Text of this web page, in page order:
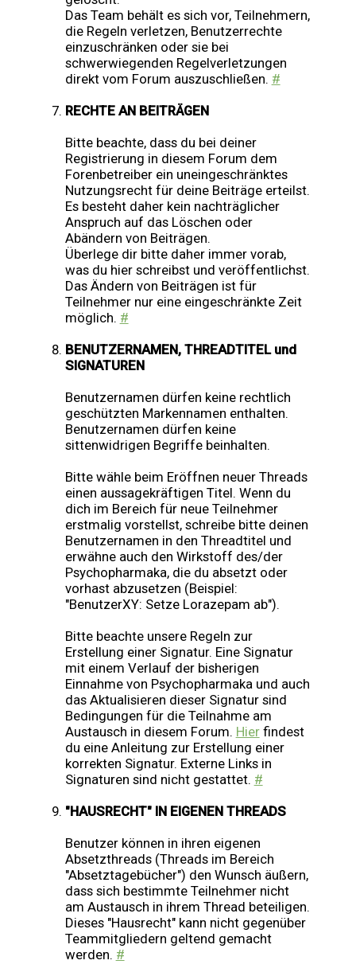
Das Team behält es sich vor, Teilnehmern,
die Regeln verletzen, Benutzerrechte
einzuschränken oder sie bei
schwerwiegenden Regelverletzungen
direkt vom Forum auszuschließen. #
RECHTE AN BEITRÄGEN
Bitte beachte, dass du bei deiner
Registrierung in diesem Forum dem
Forenbetreiber ein uneingeschränktes
Nutzungsrecht für deine Beiträge erteilst.
Es besteht daher kein nachträglicher
Anspruch auf das Löschen oder
Abändern von Beiträgen.
Überlege dir bitte daher immer vorab,
was du hier schreibst und veröffentlichst.
Das Ändern von Beiträgen ist für
Teilnehmer nur eine eingeschränkte Zeit
möglich. #
BENUTZERNAMEN, THREADTITEL und
SIGNATUREN
Benutzernamen dürfen keine rechtlich
geschützten Markennamen enthalten.
Benutzernamen dürfen keine
sittenwidrigen Begriffe beinhalten.
Bitte wähle beim Eröffnen neuer Threads
einen aussagekräftigen Titel. Wenn du
dich im Bereich für neue Teilnehmer
erstmalig vorstellst, schreibe bitte deinen
Benutzernamen in den Threadtitel und
erwähne auch den Wirkstoff des/der
Psychopharmaka, die du absetzt oder
vorhast abzusetzen (Beispiel:
"BenutzerXY: Setze Lorazepam ab").
Bitte beachte unsere Regeln zur
Erstellung einer Signatur. Eine Signatur
mit einem Verlauf der bisherigen
Einnahme von Psychopharmaka und auch
das Aktualisieren dieser Signatur sind
Bedingungen für die Teilnahme am
Austausch in diesem Forum. Hierfindest
du eine Anleitung zur Erstellung einer
korrekten Signatur. Externe Links in
Signaturen sind nicht gestattet. #
"HAUSRECHT" IN EIGENEN THREADS
Benutzer können in ihren eigenen
Absetzthreads (Threads im Bereich
"Absetztagebücher") den Wunsch äußern,
dass sich bestimmte Teilnehmer nicht
am Austausch in ihrem Thread beteiligen.
Dieses "Hausrecht" kann nicht gegenüber
Teammitgliedern geltend gemacht
werden. #